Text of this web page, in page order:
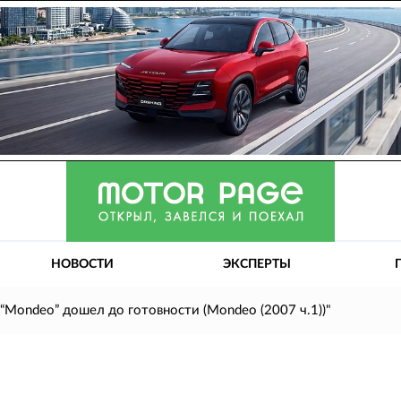
НОВОСТИ ЭКСПЕРТЫ
дошел до готовности (Mondeo (2007 ч.1))"